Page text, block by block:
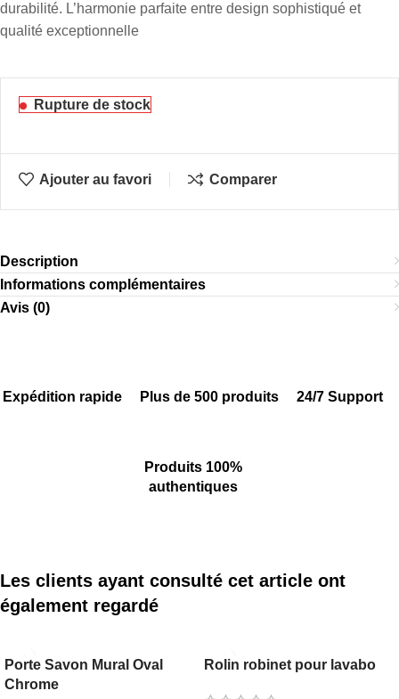
durabilité. L’harmonie parfaite entre design sophistiqué et
qualité exceptionnelle
Rupture de stock
Ajouter au favori Comparer
Description
Informations complémentaires
Avis (0)
Expédition rapide Plus de 500 produits 24/7 Support
Produits 100%
authentiques
Les clients ayant consulté cet article ont
également regardé
Porte Savon Mural Oval
Chrome
Rolin robinet pour lavabo